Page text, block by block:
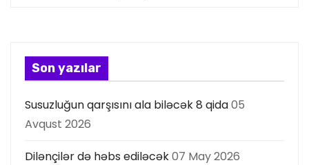
s
ı
Son yazılar
Susuzluğun qarşısını ala biləcək 8 qida05
Avqust 2026
Dilənçilər də həbs ediləcək07 May 2026